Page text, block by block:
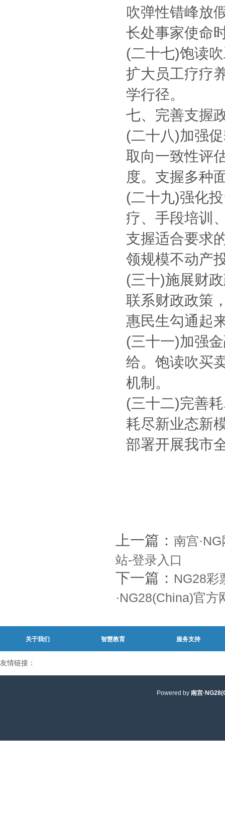
吹弹性错峰放
长处事家使命
(二十七)饱读
扩大员工疗疗
学行径。
七、完善支握
(二十八)加强
取向一致性评
度。支握多种
(二十九)强化
疗、手段培训
支握适合要求
领规模不动产
(三十)施展财
联系财政政策
惠民生勾通起
(三十一)加强
给。饱读吹买
机制。
(三十二)完善
耗尽新业态新
部署开展我市
上一篇： 南宫
站-登录入口
下一篇： NG28彩
·NG28(China)官方
关于我们 智慧教育 服务支持
友情链接：
Powered by 南宫